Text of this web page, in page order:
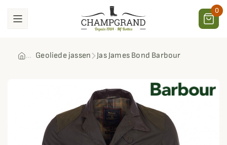
0
Geoliede jassen Jas James Bond Barbour